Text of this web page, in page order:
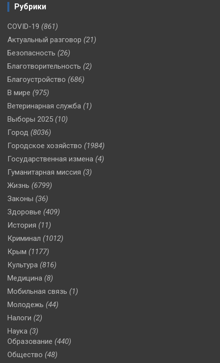
Рубрики
COVID-19 (861)
Актуальный разговор (21)
Безопасность (26)
Благотворительность (2)
Благоустройство (686)
В мире (975)
Ветеринарная служба (1)
Выборы 2025 (10)
Город (8036)
Городское хозяйство (1984)
Государственная измена (4)
Гуманитарная миссия (3)
Жизнь (6799)
Законы (36)
Здоровье (409)
История (11)
Криминал (1012)
Крым (1177)
Культура (816)
Медицина (8)
Мобильная связь (1)
Молодежь (44)
Налоги (2)
Наука (3)
Образование (440)
Общество (48)